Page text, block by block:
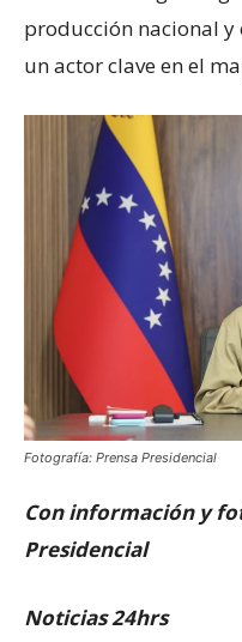
producción nacional
un actor clave en el
Fotografía: Prensa Presidencial
Con información y
Presidencial
Noticias 24hrs